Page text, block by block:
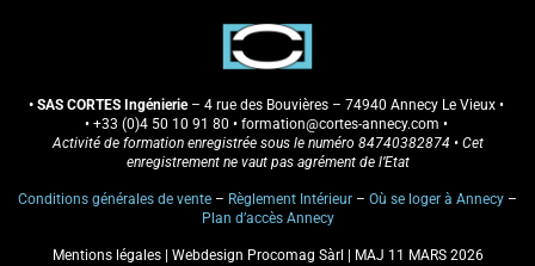
• SAS CORTES Ingénierie– 4 rue des Bouvières – 74940 Annecy Le Vieux •
• +33 (0)4 50 10 91 80 • formation@cortes-annecy.com •
Activité de formation enregistrée sous le numéro 84740382874 • Cet
enregistrement ne vaut pas agrément de l’Etat
Conditions générales de vente – Règlement Intérieur – Où se loger à Annecy –
Plan d’accès Annecy
Mentions légales| Webdesign Procomag Sàrl | MAJ 11 MARS 2026